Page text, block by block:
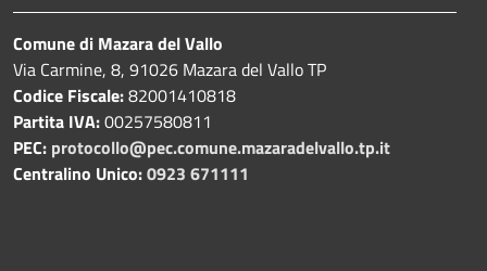
Comune di Mazara del Vallo
Via Carmine, 8, 91026 Mazara del Vallo TP
Codice Fiscale:82001410818
Partita IVA:00257580811
PEC: protocollo@pec.comune.mazaradelvallo.tp.it
Centralino Unico:0923 671111